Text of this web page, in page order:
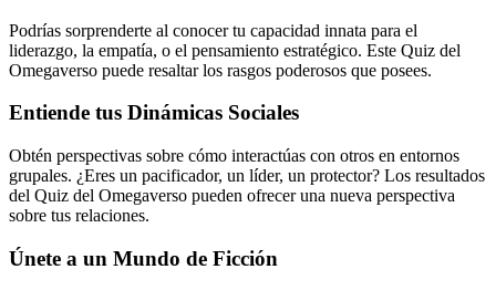
Podrías sorprenderte al conocer tu capacidad innata para el
liderazgo, la empatía, o el pensamiento estratégico. Este Quiz del
Omegaverso puede resaltar los rasgos poderosos que posees.
Entiende tus Dinámicas Sociales
Obtén perspectivas sobre cómo interactúas con otros en entornos
grupales. ¿Eres un pacificador, un líder, un protector? Los resultados
del Quiz del Omegaverso pueden ofrecer una nueva perspectiva
sobre tus relaciones.
Únete a un Mundo de Ficción